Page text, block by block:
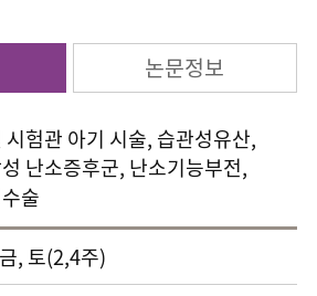
논문정보
시험관 아기 시술, 습관성유산,
난소증후군, 난소기능부전,
술
, 토(2,4주)